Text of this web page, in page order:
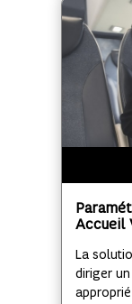
Accueil
La
diriger